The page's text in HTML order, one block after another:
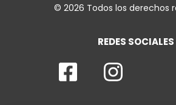
© 2026 Todos los derechos
REDES SOCIALES